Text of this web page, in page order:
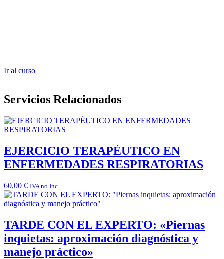
Ir al curso
Servicios Relacionados
EJERCICIO TERAPÉUTICO EN
ENFERMEDADES RESPIRATORIAS
60,00 € IVA no Inc.
TARDE CON EL EXPERTO: «Piernas
inquietas: aproximación diagnóstica y
manejo práctico»